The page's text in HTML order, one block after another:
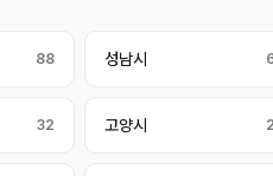
88 성남시
32 고양시